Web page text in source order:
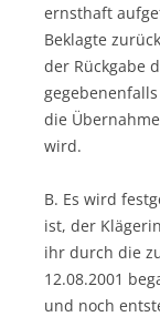
ernsthaft
Beklagte
der Rückgabe
die
wird.
B. Es wird
ist, der
ihr durch die
12.08.2001
und noch